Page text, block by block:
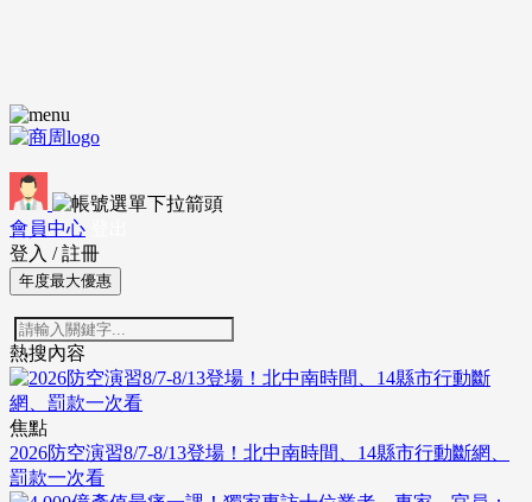
會員中心
登入 / 註冊
年度最大優惠
熱搜內容
焦點
2026防空演習8/7-8/13登場！北中南時間、14縣市行動斷網、
罰款一次看